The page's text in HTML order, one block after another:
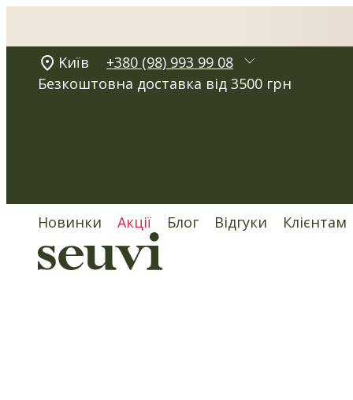
Kиїв
+380 (98) 993 99 08
Безкоштовна доставка від 3500 грн
Новинки Акції Блог Відгуки Клієнтам